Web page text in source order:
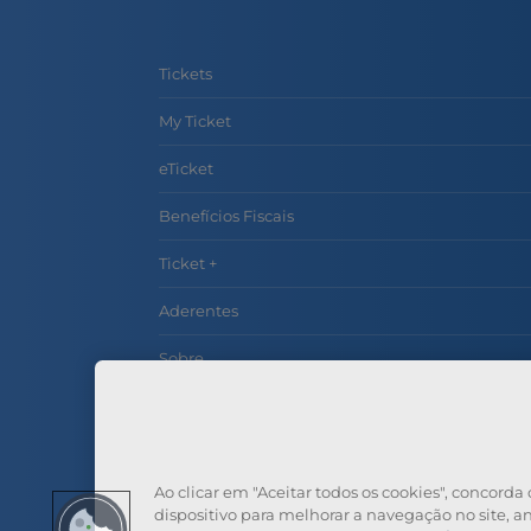
Tickets
My Ticket
eTicket
Benefícios Fiscais
Ticket +
Aderentes
Sobre
Ao clicar em "Aceitar todos os cookies",
dispositivo para melhorar a navegação no site,